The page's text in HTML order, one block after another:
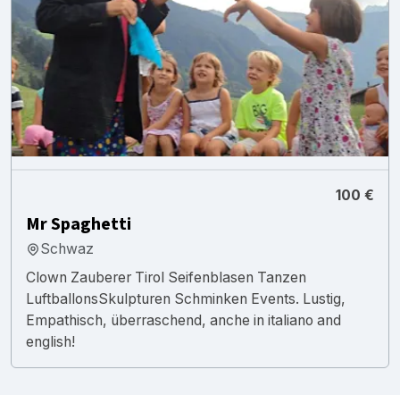
100 €
Mr Spaghetti
Schwaz
Clown Zauberer Tirol Seifenblasen Tanzen
LuftballonsSkulpturen Schminken Events. Lustig,
Empathisch, überraschend, anche in italiano and
english!